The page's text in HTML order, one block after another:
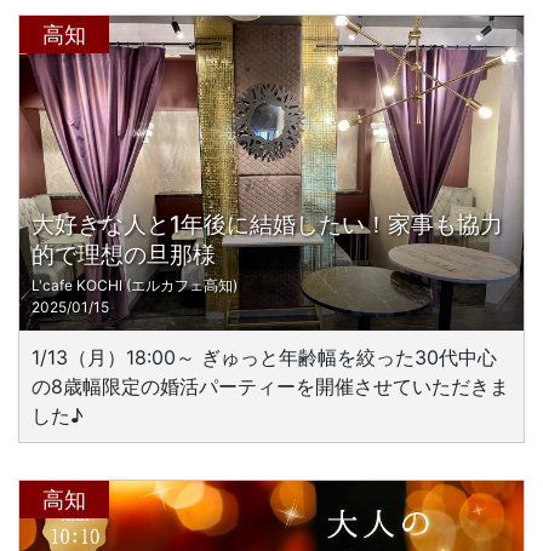
大好きな人と1年後に結婚したい！家事も協力
的で理想の旦那様
高知
L'cafe KOCHI (エルカフェ高知)
2025/01/15
1/13（月）18:00～ ぎゅっと年齢幅を絞った30代中心
の8歳幅限定の婚活パーティーを開催させていただきま
した♪
高知